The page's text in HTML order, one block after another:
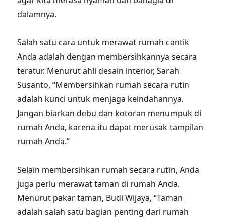
dalamnya.
Salah satu cara untuk merawat rumah cantik
Anda adalah dengan membersihkannya secara
teratur. Menurut ahli desain interior, Sarah
Susanto, “Membersihkan rumah secara rutin
adalah kunci untuk menjaga keindahannya.
Jangan biarkan debu dan kotoran menumpuk di
rumah Anda, karena itu dapat merusak tampilan
rumah Anda.”
Selain membersihkan rumah secara rutin, Anda
juga perlu merawat taman di rumah Anda.
Menurut pakar taman, Budi Wijaya, “Taman
adalah salah satu bagian penting dari rumah